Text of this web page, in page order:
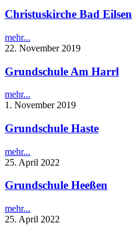
Christuskirche Bad Eilsen
mehr...
22. November 2019
Grundschule Am Harrl
mehr...
1. November 2019
Grundschule Haste
mehr...
25. April 2022
Grundschule Heeßen
mehr...
25. April 2022